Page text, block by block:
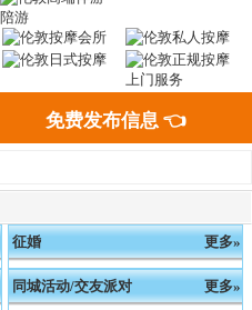
免费发布信息 👈
征婚 更多»
同城活动/交友派对 更多»